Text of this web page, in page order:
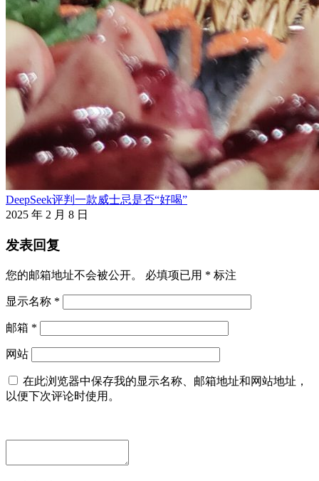
DeepSeek评判一款威士忌是否“好喝”
2025 年 2 月 8 日
发表回复
您的邮箱地址不会被公开。 必填项已用 * 标注
显示名称 *
邮箱 *
网站
在此浏览器中保存我的显示名称、邮箱地址和网站地址，
以便下次评论时使用。